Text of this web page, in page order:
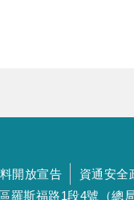
開放宣告 資通安全
羅斯福路1段4號（總局